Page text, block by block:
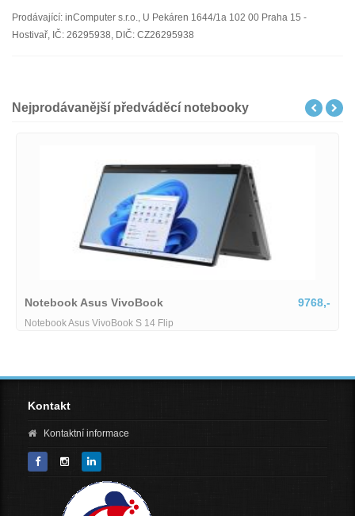
Prodávající: inComputer s.r.o., U Pekáren 1644/1a 102 00 Praha 15 -
Hostivař, IČ: 26295938, DIČ: CZ26295938
Nejprodávanější předváděcí notebooky
Asus VivoBook
VivoBook S 14 Flip
Notebook
Kontakt
Kontaktní informace